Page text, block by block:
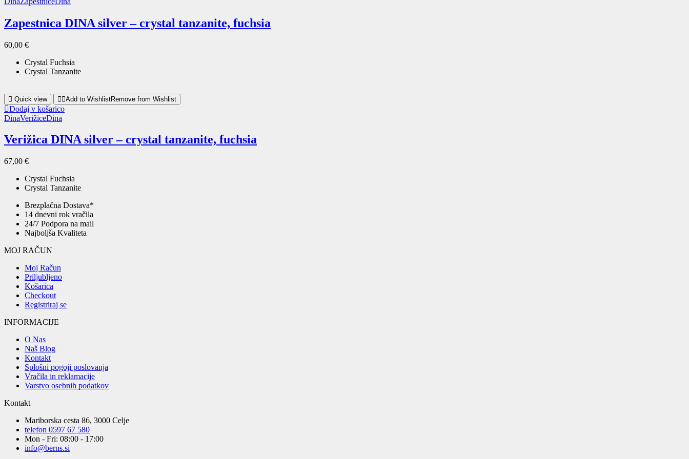
Zapestnica DINA silver – crystal tanzanite, fuchsia
60,00 €
Crystal Fuchsia
Crystal Tanzanite
Quick view Add to WishlistRemove from Wishlist
Dodaj v košarico
DinaVerižiceDina
Verižica DINA silver – crystal tanzanite, fuchsia
67,00 €
Crystal Fuchsia
Crystal Tanzanite
Brezplačna Dostava*
14 dnevni rok vračila
24/7 Podpora na mail
Najboljša Kvaliteta
MOJ RAČUN
Moj Račun
Priljubljeno
Košarica
Checkout
Registriraj se
INFORMACIJE
O Nas
Naš Blog
Kontakt
Splošni pogoji poslovanja
Vračila in reklamacije
Varstvo osebnih podatkov
Kontakt
Mariborska cesta 86, 3000 Celje
telefon 0597 67 580
Mon - Fri: 08:00 - 17:00
info@berns.si